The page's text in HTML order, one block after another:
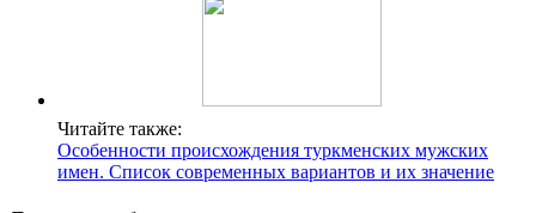
Читайте также:
Особенности происхождения туркменских мужских
имен. Список современных вариантов и их значение